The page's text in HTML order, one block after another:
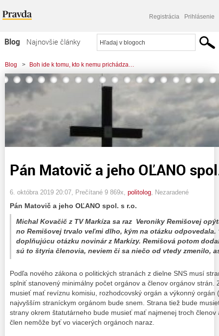
Registrácia Prihlásenie
Blog
Najnovšie články
Najčítanejšie články
Najkomentovanejšie články
Zoznam blogov
Komerčné blogy
Blog > Boh ide k tomu, kto k nemu prichádza…
> Pán Matovič a jeho OĽANO spol. s r. o.
Pán Matovič a jeho OĽANO
6. októbra 2019 20:07 , Prečítané 9 869x, politolog Nezaradené
Pán Matovič a jeho OĽANO spol. s r.o.
Michal Kovačič z TV Markíza sa raz Veroniky Remišovej
no Remišovej trvalo veľmi dlho, kým na otázku odpovedala.
doplňujúcu otázku novinár z Markízy. Remišová potom
sú to štyria členovia, neviem či sa niečo od vtedy zmenilo,
Podľa nového zákona o politických stranách z dielne SNS musí
splniť stanovený minimálny počet orgánov a členov orgánov strán.
musieť mať revíznu komisiu, rozhodcovský orgán a výkonný orgán
najvyšším straníckym orgánom bude snem. Strana tiež bude
strany okrem štatutárneho bude musieť mať najmenej troch členov
člen nemôže byť vo viacerých orgánoch naraz.